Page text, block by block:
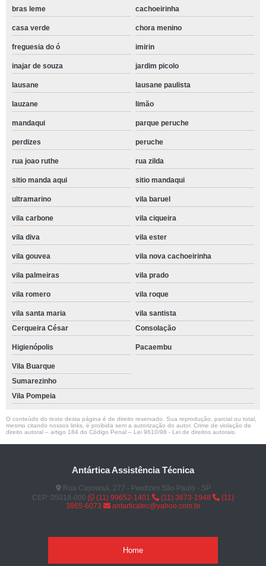
bras leme cachoeirinha
casa verde chora menino
freguesia do ó imirin
inajar de souza jardim picolo
lausane lausane paulista
lauzane limão
mandaqui parque peruche
perdizes peruche
rua joao ruthe rua zilda
sitio manda aqui sitio mandaqui
ultramarino vila baruel
vila carbone vila ciqueira
vila diva vila ester
vila gouvea vila nova cachoeirinha
vila palmeiras vila prado
vila romero vila roque
vila santa maria
vila santista
Cerqueira César
Consolação
Higienópolis Pacaembu
Vila Buarque
Sumarezinho
Vila Pompeia
O conteúdo do texto desta página é de direito reservado. Sua reprodução, parcial ou total,
mesmo citando nossos links, é proibida sem a autorização do autor. Crime de violação de
direito autoral – artigo 184 do Código Penal – Lei 9610/98 - Lei de direitos autorais
Antártica Assistência Técnica
Rua Cayowaá, 277 - Perdizes São Paulo - SP
CEP: 05018-000
(11) 99652-1401 (11) 3673-1948
(11)
3865-6073
antarticatec@yahoo.com.br
Home